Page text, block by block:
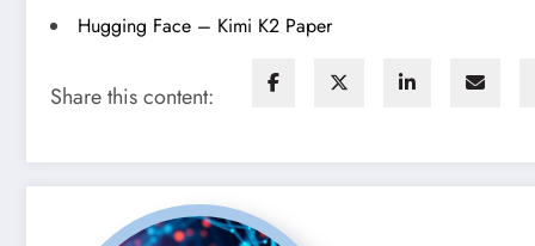
Hugging Face – Kimi K2 Paper
Share this content: